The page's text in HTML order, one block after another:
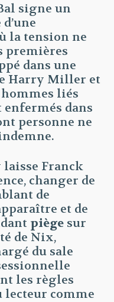
signe un
la tension ne
premières
dans une
Harry Miller et
liés
enfermés dans
personne ne
laisse Franck
changer de
de
et de
piège sur
de Nix,
du sale
les règles
lecteur comme